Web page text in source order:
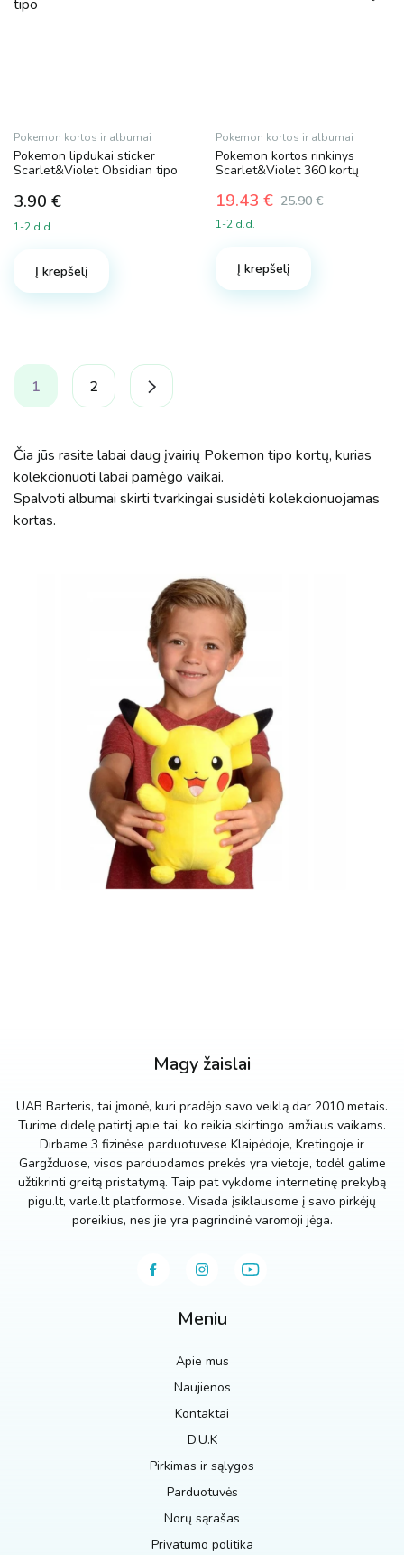
Pokemon kortos ir albumai
Pokemon lipdukai sticker
Scarlet&Violet Obsidian tipo
3.90 €
1-2 d.d.
Į krepšelį
Pokemon kortos ir albumai
Pokemon kortos rinkinys
Scarlet&Violet 360 kortų
25.90€
Original
price
25.90 €.
19.43 €
Current
price
19.43 €.
1-2 d.d.
Į krepšelį
1 2
Čia jūs rasite labai daug įvairių Pokemon tipo kortų, kurias
kolekcionuoti labai pamėgo vaikai.
Spalvoti albumai skirti tvarkingai susidėti kolekcionuojamas
kortas.
Magy žaislai
UAB Barteris, tai įmonė, kuri pradėjo savo veiklą dar 2010 metais.
Turime didelę patirtį apie tai, ko reikia skirtingo amžiaus vaikams.
Dirbame 3 fizinėse parduotuvese Klaipėdoje, Kretingoje ir
Gargžduose, visos parduodamos prekės yra vietoje, todėl galime
užtikrinti greitą pristatymą. Taip pat vykdome internetinę prekybą
pigu.lt, varle.lt platformose. Visada įsiklausome į savo pirkėjų
poreikius, nes jie yra pagrindinė varomoji jėga.
Meniu
Apie mus
Naujienos
Kontaktai
D.U.K
Pirkimas ir sąlygos
Parduotuvės
Norų sąrašas
Privatumo politika